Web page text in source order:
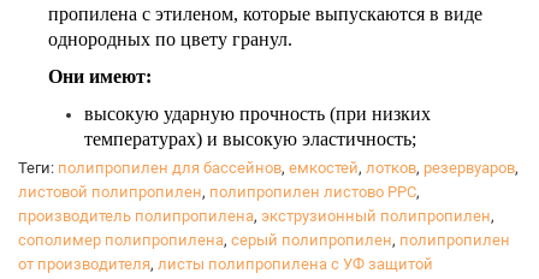
пропилена с этиленом, которые выпускаются в виде
однородных по цвету гранул.
Они имеют:
высокую ударную прочность (при низких
температурах) и высокую эластичность;
повышенную долговременную термическую
стабильность;
стойкость к термоокислительному разрушению
во время производства и переработке
полипропилена, а также при эксплуатации
Теги: полипропилен для бассейнов, емкостей, лотков, резервуаров,
листовой полипропилен, полипропилен листово РРС,
производитель полипропилена, экструзионный полипропилен,
сополимер полипропилена, серый полипропилен, полипропилен
от производителя, листы полипропилена с УФ защитой